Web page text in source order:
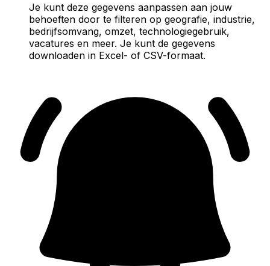
Je kunt deze gegevens aanpassen aan jouw
behoeften door te filteren op geografie, industrie,
bedrijfsomvang, omzet, technologiegebruik,
vacatures en meer. Je kunt de gegevens
downloaden in Excel- of CSV-formaat.